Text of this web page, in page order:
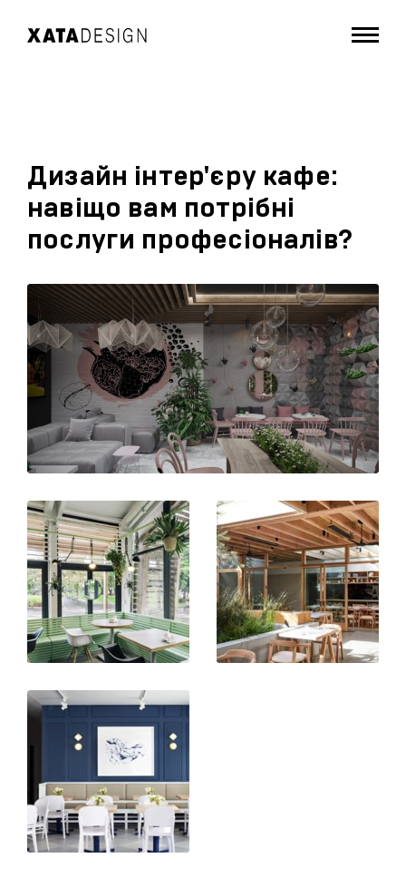
Дизайн інтер'єру кафе:
навіщо вам потрібні
послуги професіоналів?